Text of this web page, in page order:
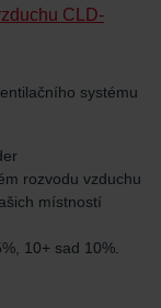
CLD-
systému
rozvodu vzduchu
místností
10+ sad 10%.